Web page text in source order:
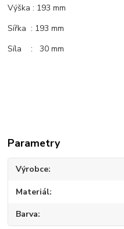
Výška : 193 mm
Sířka : 193 mm
Síla : 30 mm
Parametry
Výrobce
Materiál
Barva